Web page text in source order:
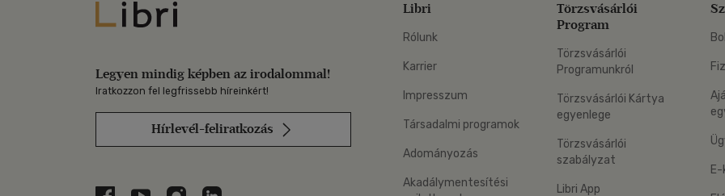
Libri
Legyen mindig képben az irodalommal!
Iratkozzon fel legfrissebb híreinkért!
Hírlevél-feliratkozás
Libri
Rólunk
Karrier
Impresszum
Társadalmi programok
Adományozás
Akadálymentesítési
Törzsvásárlói
Program
Törzsvásárlói
Programunkról
Törzsvásárlói Kártya
egyenlege
Törzsvásárlói
szabályzat
Libri App